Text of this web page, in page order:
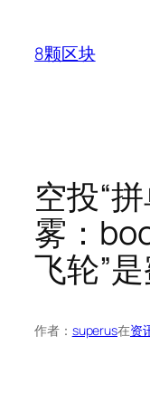
8颗区块
空投“
雾：
飞轮”
作者： superus在资